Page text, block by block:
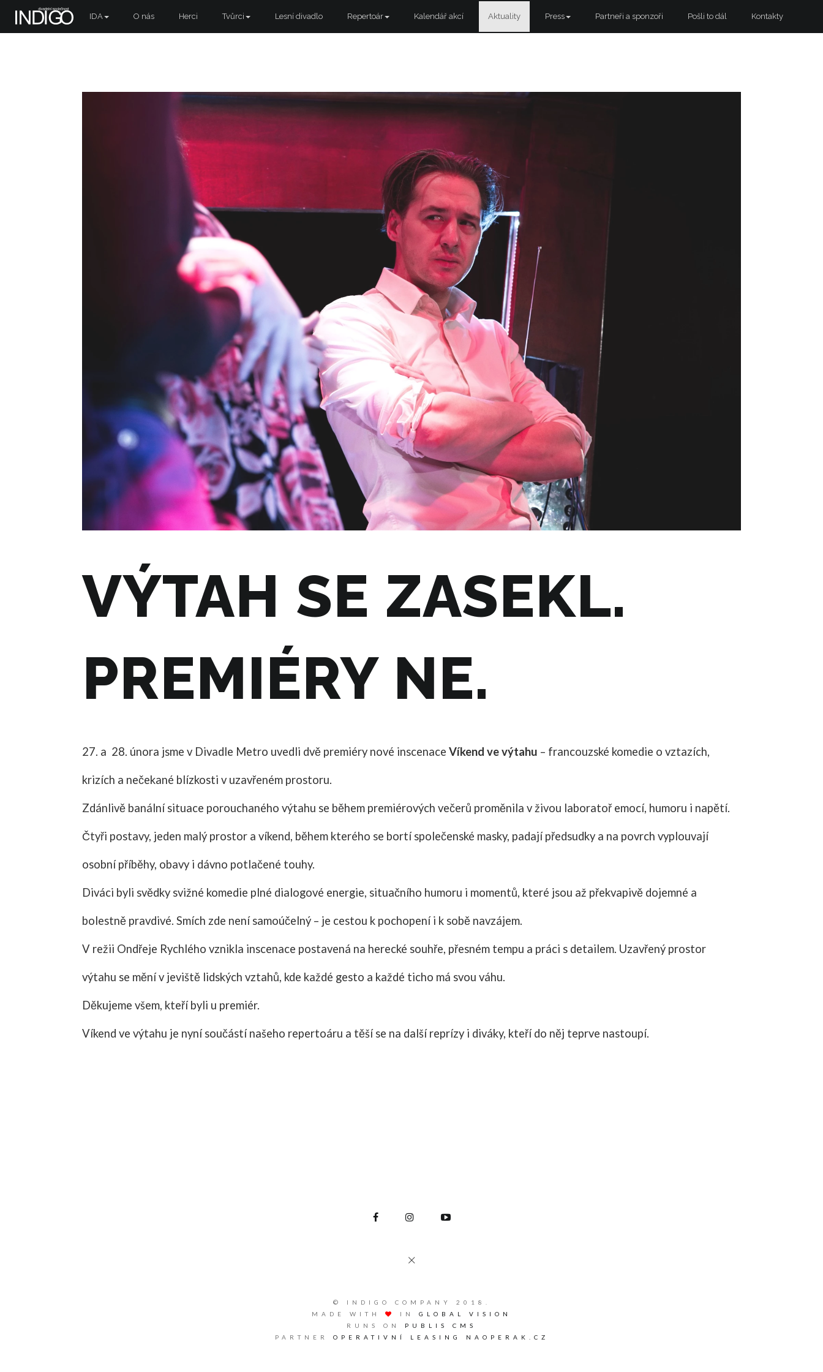
IDA O nás Herci Tvůrci Lesní divadlo Repertoár Kalendář akcí Aktuality Press Partneři a sponzoři Pošli to dál Kontakty
VÝTAH SE ZASEKL.
PREMIÉRY NE.
27. a 28. února jsme v Divadle Metro uvedli dvě premiéry nové inscenaceVíkend ve výtahu – francouzské komedie o vztazích,
krizích a nečekané blízkosti v uzavřeném prostoru.
Zdánlivě banální situace porouchaného výtahu se během premiérových večerů proměnila v živou laboratoř emocí, humoru i napětí.
Čtyři postavy, jeden malý prostor a víkend, během kterého se bortí společenské masky, padají předsudky a na povrch vyplouvají
osobní příběhy, obavy i dávno potlačené touhy.
Diváci byli svědky svižné komedie plné dialogové energie, situačního humoru i momentů, které jsou až překvapivě dojemné a
bolestně pravdivé. Smích zde není samoúčelný – je cestou k pochopení i k sobě navzájem.
V režii Ondřeje Rychlého vznikla inscenace postavená na herecké souhře, přesném tempu a práci s detailem. Uzavřený prostor
výtahu se mění v jeviště lidských vztahů, kde každé gesto a každé ticho má svou váhu.
Děkujeme všem, kteří byli u premiér.
Víkend ve výtahu je nyní součástí našeho repertoáru a těší se na další reprízy i diváky, kteří do něj teprve nastoupí.
© INDIGO COMPANY 2018.
MADE WITH
IN GLOBAL VISION
RUNS ON PUBLIS CMS
PARTNER OPERATIVNÍ LEASING NAOPERAK.CZ